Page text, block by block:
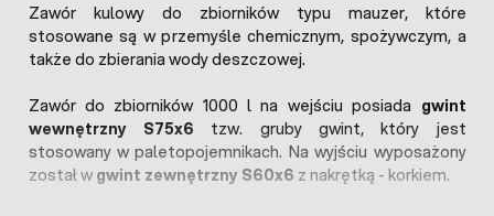
Zawór kulowy do zbiorników typu mauzer, które
stosowane są w przemyśle chemicznym, spożywczym, a
także do zbierania wody deszczowej.
Zawór do zbiorników 1000 l na wejściu posiada gwint
wewnętrzny S75x6 tzw. gruby gwint, który jest
stosowany w paletopojemnikach. Na wyjściu wyposażony
został w gwint zewnętrzny S60x6 z nakrętką - korkiem.